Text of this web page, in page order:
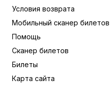
Условия возврата
Мобильный сканер билетов
Помощь
Сканер билетов
Билеты
Карта сайта